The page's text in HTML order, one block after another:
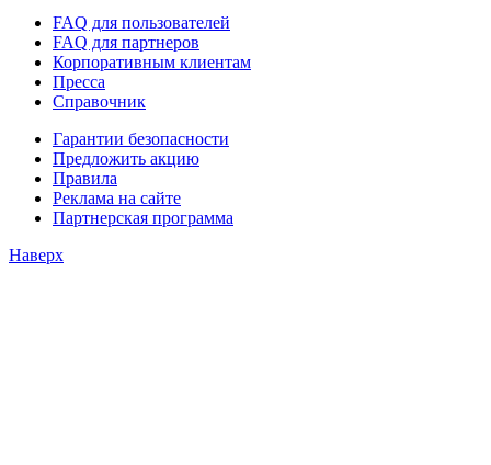
FAQ для пользователей
FAQ для партнеров
Корпоративным клиентам
Пресса
Справочник
Гарантии безопасности
Предложить акцию
Правила
Реклама на сайте
Партнерская программа
Наверх